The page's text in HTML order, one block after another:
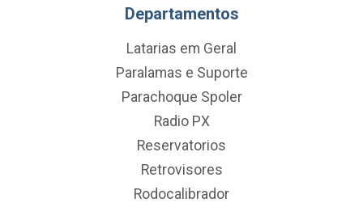
Departamentos
Latarias em Geral
Paralamas e Suporte
Parachoque Spoler
Radio PX
Reservatorios
Retrovisores
Rodocalibrador